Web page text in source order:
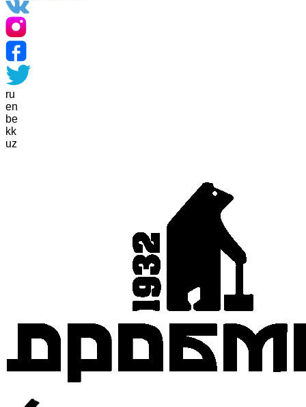
ru
en
be
kk
uz